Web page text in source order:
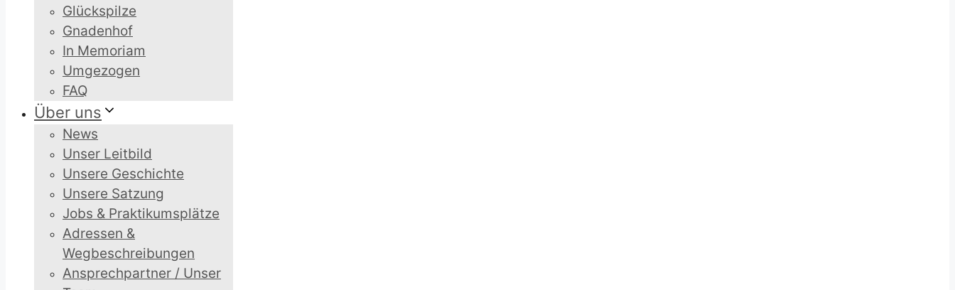
Glückspilze
Gnadenhof
In Memoriam
Umgezogen
FAQ
Über uns
News
Unser Leitbild
Unsere Geschichte
Unsere Satzung
Jobs & Praktikumsplätze
Adressen &
Wegbeschreibungen
Ansprechpartner / Unser